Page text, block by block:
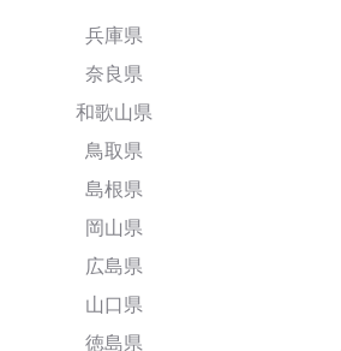
兵庫県
奈良県
和歌山県
鳥取県
島根県
岡山県
広島県
山口県
徳島県